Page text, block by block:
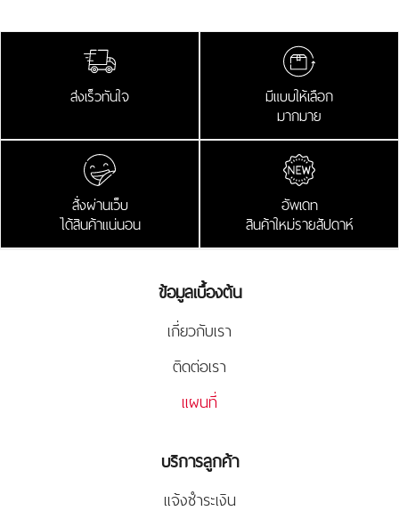
ส่งเร็วทันใจ มีแบบให้เลือก
มากมาย
สั่งผ่านเว็บ
ได้สินค้าแน่นอน
อัพเดท
สินค้าใหม่รายสัปดาห์
ข้อมูลเบื้องต้น
เกี่ยวกับเรา
ติดต่อเรา
แผนที่
บริการลูกค้า
แจ้งชำระเงิน